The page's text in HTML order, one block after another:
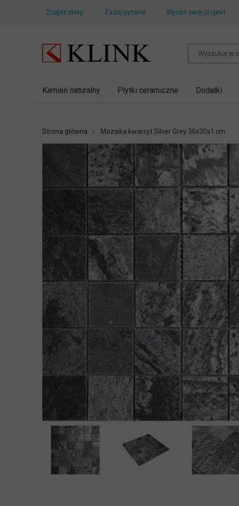
Znajdź sklep Zadaj pytanie Wyceń swój projekt
Kamień naturalny Płytki ceramiczne Dodatki
Strona główna Mozaika kwarcyt Silver Grey 30x30x1 cm